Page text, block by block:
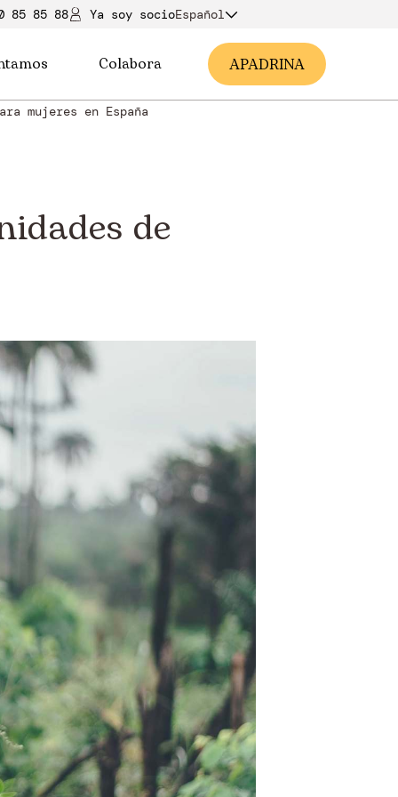
85 85 88 Ya soy socioEspañol
Colabora APADRINA
mujeres en España
de